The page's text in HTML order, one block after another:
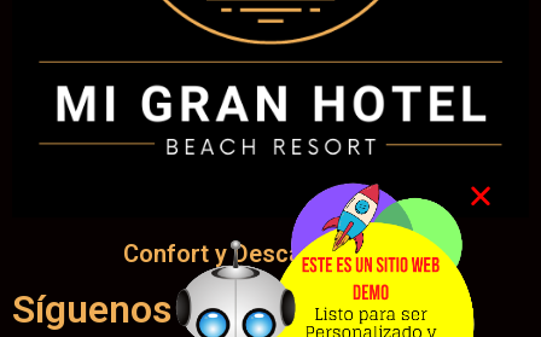
Confort y Descanso para ti
Síguenos en: